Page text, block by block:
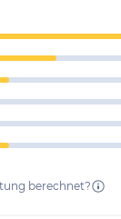
berechnet?